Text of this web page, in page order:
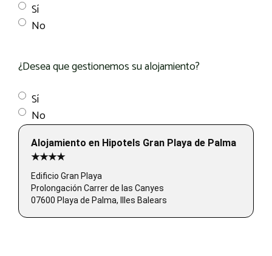
Sí
No
¿Desea que gestionemos su alojamiento?
Sí
No
Alojamiento en Hipotels Gran Playa de Palma
★★★★
Edificio Gran Playa
Prolongación Carrer de las Canyes
07600 Playa de Palma, Illes Balears